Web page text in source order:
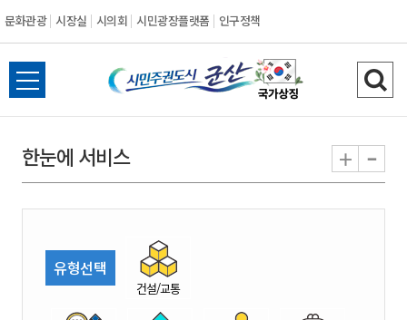
문화관광 시장실 시의회 시민광장플랫폼 인구정책
시
민
권
시
전
체
뉴
열
검
색
기
한눈에 서비스 + -
유형선택
건설/교통